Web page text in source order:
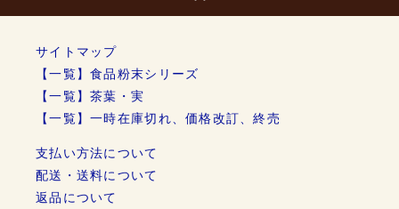
サイトマップ
【一覧】食品粉末シリーズ
【一覧】茶葉・実
【一覧】一時在庫切れ、価格改訂、終売
支払い方法について
配送・送料について
返品について